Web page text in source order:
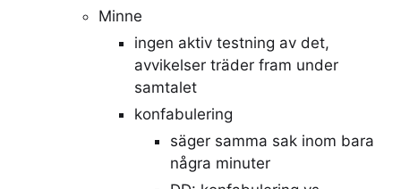
Minne
ingen aktiv testning av det,
avvikelser träder fram under
samtalet
konfabulering
säger samma sak inom bara
några minuter